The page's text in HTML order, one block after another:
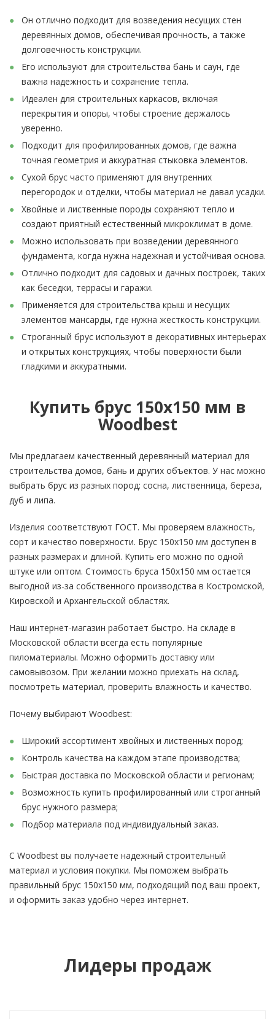
Он отлично подходит для возведения несущих стен
деревянных домов, обеспечивая прочность, а также
долговечность конструкции.
Его используют для строительства бань и саун, где
важна надежность и сохранение тепла.
Идеален для строительных каркасов, включая
перекрытия и опоры, чтобы строение держалось
уверенно.
Подходит для профилированных домов, где важна
точная геометрия и аккуратная стыковка элементов.
Сухой брус часто применяют для внутренних
перегородок и отделки, чтобы материал не давал усадки.
Хвойные и лиственные породы сохраняют тепло и
создают приятный естественный микроклимат в доме.
Можно использовать при возведении деревянного
фундамента, когда нужна надежная и устойчивая основа.
Отлично подходит для садовых и дачных построек, таких
как беседки, террасы и гаражи.
Применяется для строительства крыш и несущих
элементов мансарды, где нужна жесткость конструкции.
Строганный брус используют в декоративных интерьерах
и открытых конструкциях, чтобы поверхности были
гладкими и аккуратными.
Купить брус 150х150 мм в
Woodbest
Мы предлагаем качественный деревянный материал для
строительства домов, бань и других объектов. У нас можно
выбрать брус из разных пород: сосна, лиственница, береза,
дуб и липа.
Изделия соответствуют ГОСТ. Мы проверяем влажность,
сорт и качество поверхности. Брус 150х150 мм доступен в
разных размерах и длиной. Купить его можно по одной
штуке или оптом. Стоимость бруса 150х150 мм остается
выгодной из-за собственного производства в Костромской,
Кировской и Архангельской областях.
Наш интернет-магазин работает быстро. На складе в
Московской области всегда есть популярные
пиломатериалы. Можно оформить доставку или
самовывозом. При желании можно приехать на склад,
посмотреть материал, проверить влажность и качество.
Почему выбирают Woodbest:
Широкий ассортимент хвойных и лиственных пород;
Контроль качества на каждом этапе производства;
Быстрая доставка по Московской области и регионам;
Возможность купить профилированный или строганный
брус нужного размера;
Подбор материала под индивидуальный заказ.
С Woodbest вы получаете надежный строительный
материал и условия покупки. Мы поможем выбрать
правильный брус 150х150 мм, подходящий под ваш проект,
и оформить заказ удобно через интернет.
Лидеры продаж